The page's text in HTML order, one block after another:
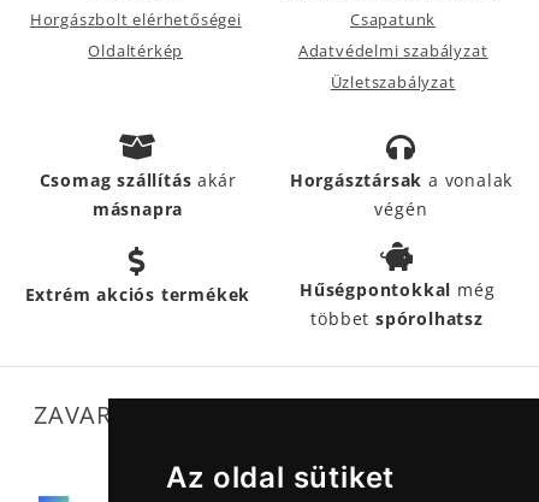
Az oldal sütiket
Horgászbolt elérhetőségei
Oldaltérkép
Csapatunk
Adatvédelmi szabályzat
Üzletszabályzat
Csomag szállításakár
másnapra
Horgásztársak a vonalak
végén
Extrém akciós termékek Hűségpontokkal még
többetspórolhatsz
ZAVARTALAN MŰKÖDÉSÜNKET SEGÍTIK